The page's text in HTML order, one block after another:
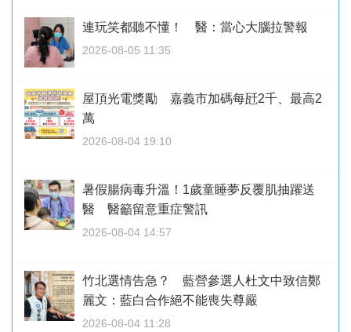
連玩笑都聽不懂！ 醫：當心大腦拉警報
2026-08-05 11:35
屋頂光電獎勵 嘉義市加碼每瓩2千、最高2
萬
2026-08-04 19:10
暑假腸病毒升溫！1歲童睡夢反覆肌抽躍送
醫 醫籲留意重症警訊
2026-08-04 14:57
竹北選情告急？ 藍營參選人杜文中致信鄭
麗文：藍白合作絕不能喪失尊嚴
2026-08-04 11:28